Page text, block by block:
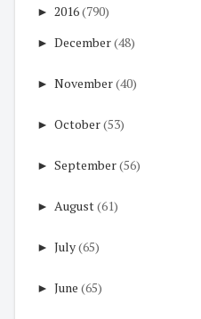
► 2016(790)
► December(48)
► November(40)
► October(53)
► September(56)
► August(61)
► July(65)
► June (65)